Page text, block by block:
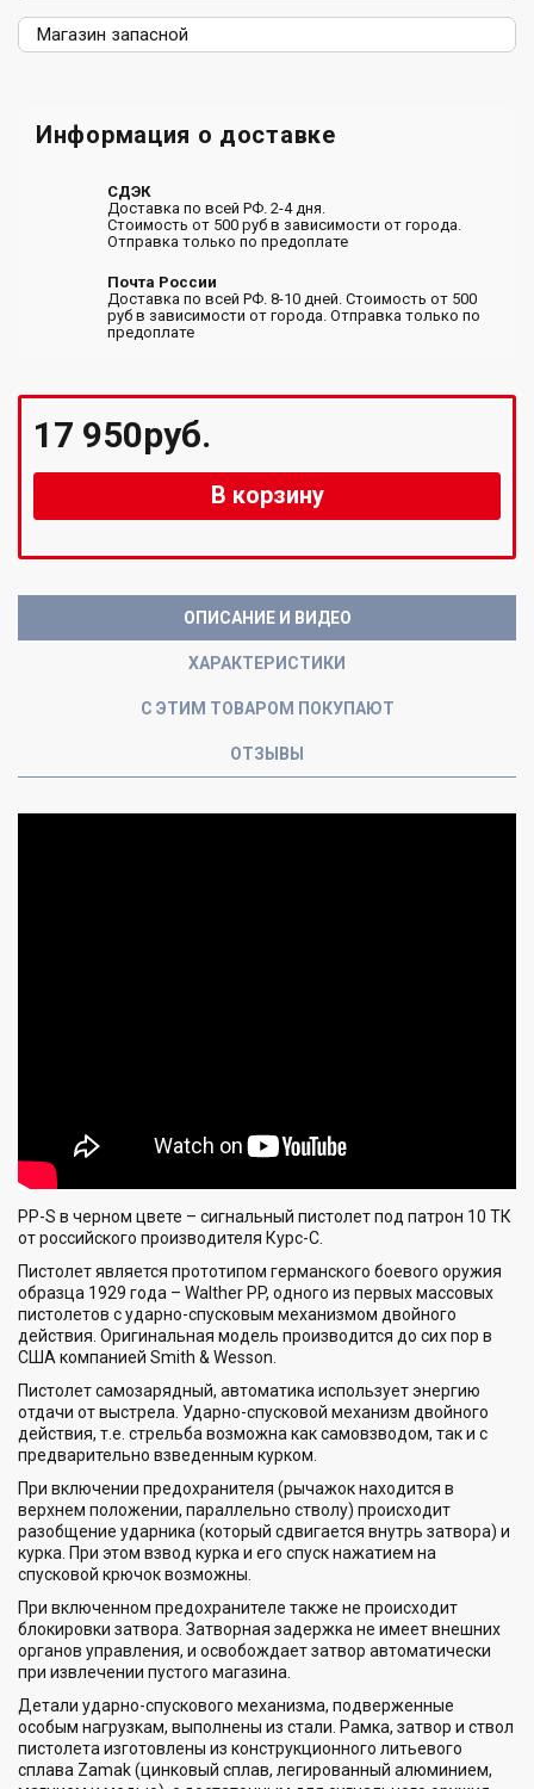
Магазин запасной
Информация о доставке
СДЭК
Доставка по всей РФ. 2-4 дня.
Стоимость от 500 руб в зависимости от города.
Отправка только по предоплате
Почта России
Доставка по всей РФ. 8-10 дней. Стоимость от 500
руб в зависимости от города. Отправка только по
предоплате
17 950руб.
В корзину
ОПИСАНИЕ И ВИДЕО
ХАРАКТЕРИСТИКИ
С ЭТИМ ТОВАРОМ ПОКУПАЮТ
ОТЗЫВЫ
РР-S в черном цвете – сигнальный пистолет под патрон 10 ТК
от российского производителя Курс-С.
Пистолет является прототипом германского боевого оружия
образца 1929 года – Walther PP, одного из первых массовых
пистолетов с ударно-спусковым механизмом двойного
действия. Оригинальная модель производится до сих пор в
США компанией Smith & Wesson.
Пистолет самозарядный, автоматика использует энергию
отдачи от выстрела. Ударно-спусковой механизм двойного
действия, т.е. стрельба возможна как самовзводом, так и с
предварительно взведенным курком.
При включении предохранителя (рычажок находится в
верхнем положении, параллельно стволу) происходит
разобщение ударника (который сдвигается внутрь затвора) и
курка. При этом взвод курка и его спуск нажатием на
спусковой крючок возможны.
При включенном предохранителе также не происходит
блокировки затвора. Затворная задержка не имеет внешних
органов управления, и освобождает затвор автоматически
при извлечении пустого магазина.
Детали ударно-спускового механизма, подверженные
особым нагрузкам, выполнены из стали. Рамка, затвор и ствол
пистолета изготовлены из конструкционного литьевого
сплава Zamak (цинковый сплав, легированный алюминием,